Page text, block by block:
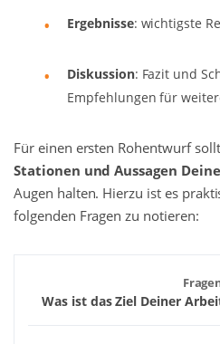
Ergebnisse: wichtigste
Diskussion: Fazit und
Empfehlungen für
Für einen ersten Rohentwurf
Stationen und Aussagen
Augen halten. Hierzu ist es
folgenden Fragen zu notieren:
Was ist das Ziel Deiner